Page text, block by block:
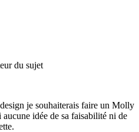
du sujet
je souhaiterais faire un Molly
idée de sa faisabilité ni de